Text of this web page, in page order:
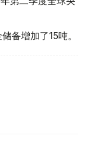
备增加了15吨。